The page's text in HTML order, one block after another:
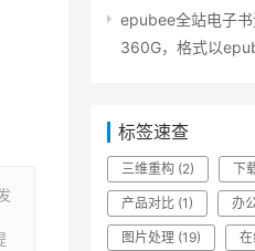
epubee全站电子书
360G，格式以
标签速查
三维重构 (2) 下
产品对比 (1) 办
图片处理 (19) 在